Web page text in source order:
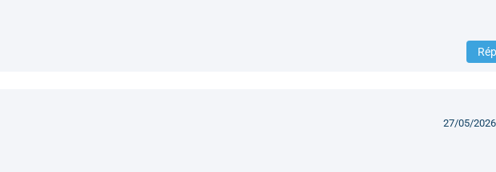
27/05/